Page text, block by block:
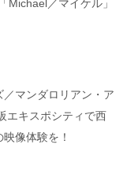
Michael／マイケル」
マンダロリアン・ア
エキスポシティで西
像体験を！